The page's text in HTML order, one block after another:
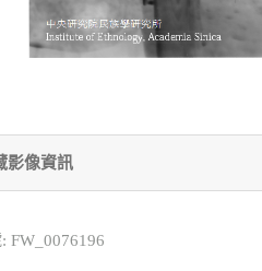
影像資訊
FW_0076196